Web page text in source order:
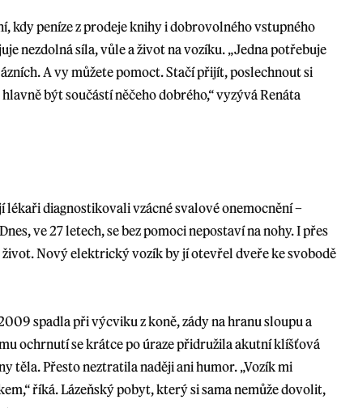
kdy peníze z prodeje knihy i dobrovolného vstupného
nezdolná síla, vůle a život na vozíku. „Jedna potřebuje
A vy můžete pomoct. Stačí přijít, poslechnout si
být součástí něčeho dobrého,“ vyzývá Renáta
lékaři diagnostikovali vzácné svalové onemocnění –
ve 27 letech, se bez pomoci nepostaví na nohy. I přes
Nový elektrický vozík by jí otevřel dveře ke svobodě
spadla při výcviku z koně, zády na hranu sloupu a
ochrnutí se krátce po úraze přidružila akutní klíšťová
těla. Přesto neztratila naději ani humor. „Vozík mi
říká. Lázeňský pobyt, který si sama nemůže dovolit,